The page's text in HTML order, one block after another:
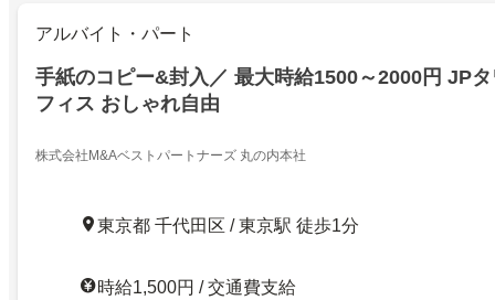
アルバイト・パート
手紙のコピー&封入／ 最大時給1500～2000円 JP
フィス おしゃれ自由
株式会社M&Aベストパートナーズ 丸の内本社
東京都 千代田区 / 東京駅 徒歩1分
時給1,500円 / 交通費支給